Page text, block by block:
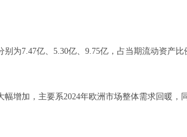
为7.47亿、5.30亿、9.75亿，占当期流动资产比
增加，主要系2024年欧洲市场整体需求回暖，